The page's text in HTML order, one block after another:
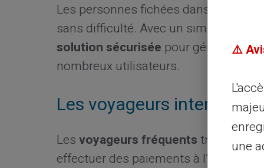
Les personnes fichées dans les
sans difficulté. Avec un simple
solution sécurisée pour gérer vos
nombreux utilisateurs.
Les voyageurs
Lesvoyageurs fréquentstrouvent
effectuer des paiements à l’étranger.
⚠️
une